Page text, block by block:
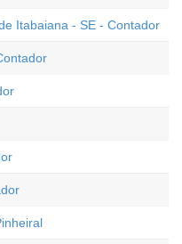
Itabaiana - SE - Contador